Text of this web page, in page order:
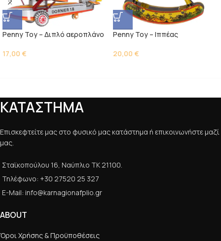
Penny Toy – Διπλό αεροπλάνο
17,00 €
Penny Toy – Ιππέας
20,00 €
ΚΑΤΑΣΤΗΜΑ
Επισκεφτείτε μας στο φυσικό μας κατάστημα ή επικοινωνήστε μαζί
μας.
Σταϊκοπούλου 16, Ναύπλιο ΤΚ 21100.
Τηλέφωνο: +30 27520 25 327
E-Mail: info@karnagionafplio.gr
ABOUT
Όροι Χρήσης & Προϋποθέσεις